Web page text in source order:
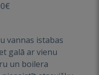
vannas istabas
galā ar vienu
un boilera